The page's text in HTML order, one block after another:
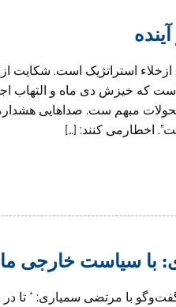
استراتژیک است. شکایت
که خیزش دی ماه و التهاب
تحولات مبهم ست. صداهایی
اخطارمی کنند: […]
با سیاست خارجی
با مرتضی سمیاری: * تا